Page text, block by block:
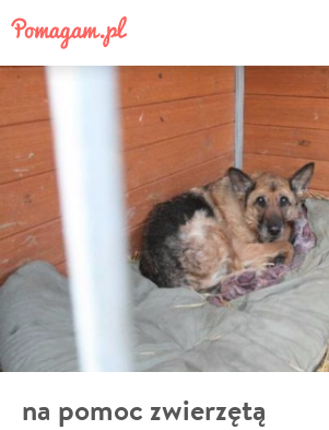
na pomoc zwierzętą